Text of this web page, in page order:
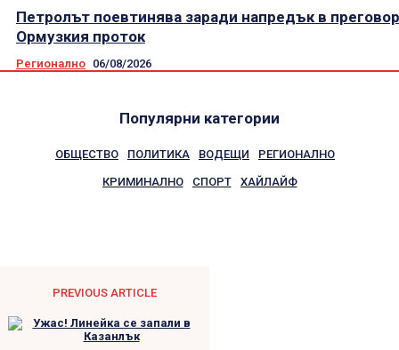
Петролът поевтинява заради напредък в
Ормузкия проток
Регионално 06/08/2026
Популярни категории
ОБЩЕСТВО ПОЛИТИКА ВОДЕЩИ РЕГИОНАЛНО
КРИМИНАЛНО СПОРТ ХАЙЛАЙФ
PREVIOUS ARTICLE